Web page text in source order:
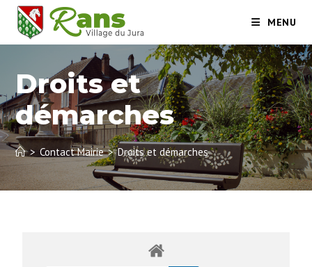
MENU
Droits et
démarches
> Contact Mairie > Droits et démarches